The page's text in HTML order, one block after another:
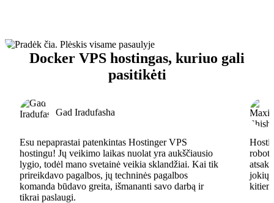
Docker VPS hostingas, kuriuo gali
pasitikėti
Gad Iradufasha
Esu nepaprastai patenkintas Hostinger VPS
hostingu! Jų veikimo laikas nuolat yra aukščiausio
lygio, todėl mano svetainė veikia sklandžiai. Kai tik
prireikdavo pagalbos, jų techninės pagalbos
komanda būdavo greita, išmananti savo darbą ir
tikrai paslaugi.
jokių